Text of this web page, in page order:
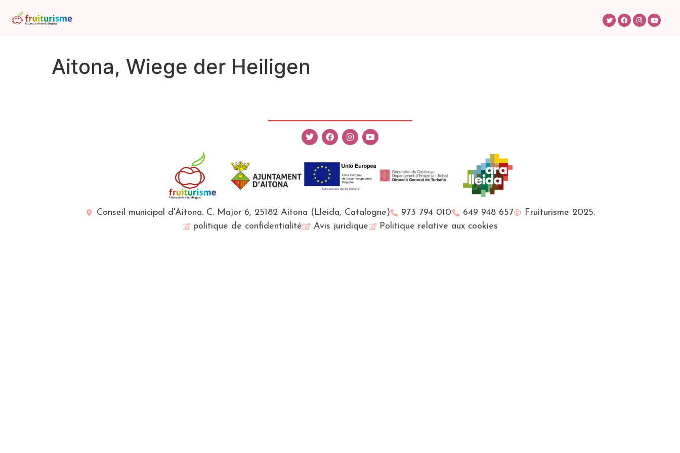
Aitona, Wiege der Heiligen
Conseil municipal d'Aitona. C. Major 6, 25182 Aitona (Lleida, Catalogne) 973 794 010 649 948 657
Fruiturisme 2025.
politique de confidentialité
Avis juridique Politique relative aux cookies